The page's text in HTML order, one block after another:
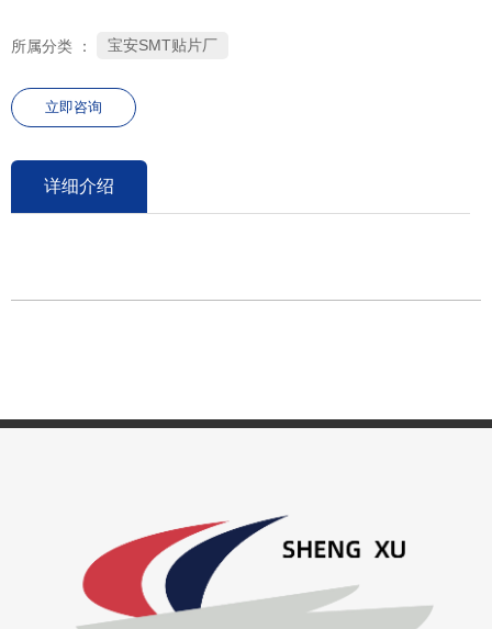
所属分类 ： 宝安SMT贴片厂
立即咨询
详细介绍